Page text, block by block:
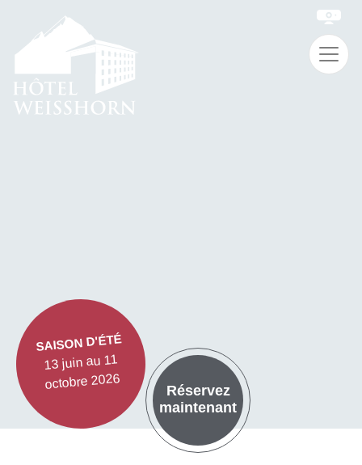
Réservez
maintenant
SAISON D'ÉTÉ
13 juin au 11
octobre 2026